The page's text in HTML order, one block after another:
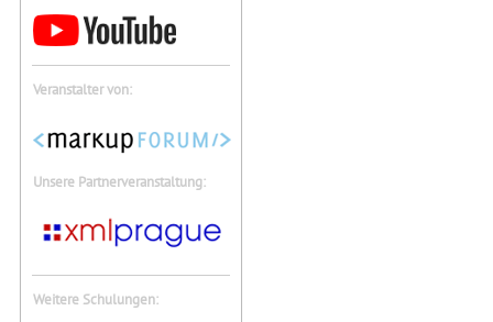
Veranstalter von:
Unsere Partnerveranstaltung:
Weitere Schulungen: